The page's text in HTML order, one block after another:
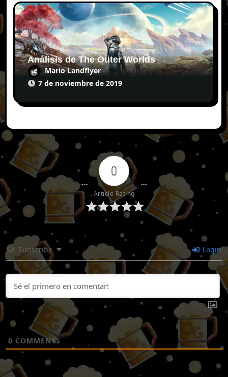
Análisis de The Outer Worlds
Mario Landflyer
7 de noviembre de 2019
0
Article Rating
Subscribe Login
0 COMMENTS